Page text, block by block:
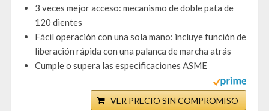
3 veces mejor acceso: mecanismo de doble pata de
120 dientes
Fácil operación con una sola mano: incluye función de
liberación rápida con una palanca de marcha atrás
Cumple o supera las especificaciones ASME
VER PRECIO SIN COMPROMISO